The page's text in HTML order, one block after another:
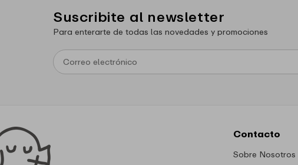
Suscribite al newsletter
Para enterarte de todas las novedades y promociones
Contacto
Sobre Nosotros